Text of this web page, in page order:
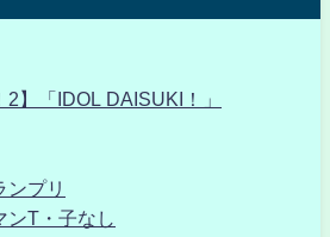
2】「IDOL DAISUKI！」
ンプリ
ンT・子なし